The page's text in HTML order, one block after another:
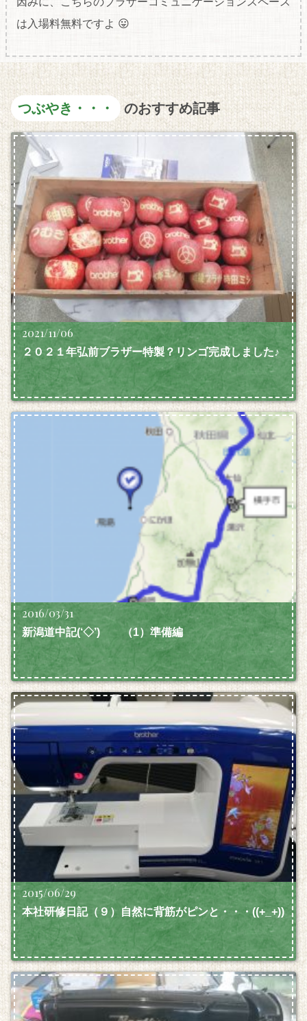
は入場料無料ですよ 😛
つぶやき・・・ のおすすめ記事
2021/11/06
２０２１年弘前ブラザー特製？リンゴ完成しました♪
2016/03/31
新潟道中記(‘◇’)ゞ （1）準備編
2015/06/29
本社研修日記（９）自然に背筋がピンと・・・((+_+))